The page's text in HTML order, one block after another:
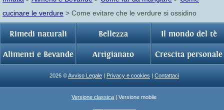
cucinare le verdure > Come evitare che le verdure si ossidino
Rimedi naturali Bellezza Il mondo del tè
Alimenti e Bevande Artigianato Crescita personale
2026 ©Avviso Legale | Privacy e cookies | Contattaci
Versione classica | Versione mobile